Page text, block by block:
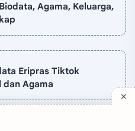
Agama, Keluarga,
Eripras Tiktok
dan Agama